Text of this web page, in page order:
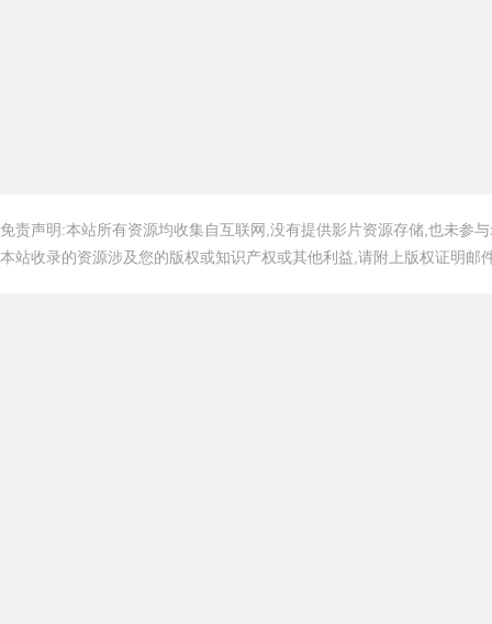
免责声明:本站所有资源均收集自互联网,没有提供影片资源存储,也未参
本站收录的资源涉及您的版权或知识产权或其他利益,请附上版权证明